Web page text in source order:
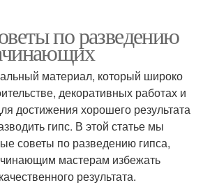
по разведению
материал, который широко
декоративных работах и
достижения хорошего результата
гипс. В этой статье мы
советы по разведению гипса,
мастерам избежать
результата.